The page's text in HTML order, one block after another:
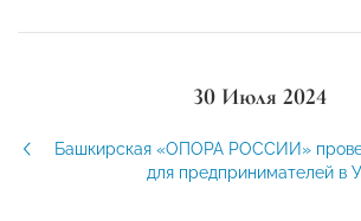
30 Июля 2024
Башкирская «ОПОРА РОССИИ»
для предпринимателей в